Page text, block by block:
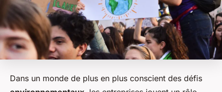
Dans un monde de plus en plus conscient des défis